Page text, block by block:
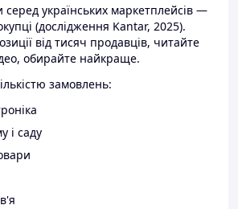
серед українських маркетплейсів —
(дослідження Kantar, 2025).
від тисяч продавців, читайте
обирайте найкраще.
замовлень:
і саду